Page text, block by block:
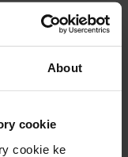
About
cookie
cookie ke